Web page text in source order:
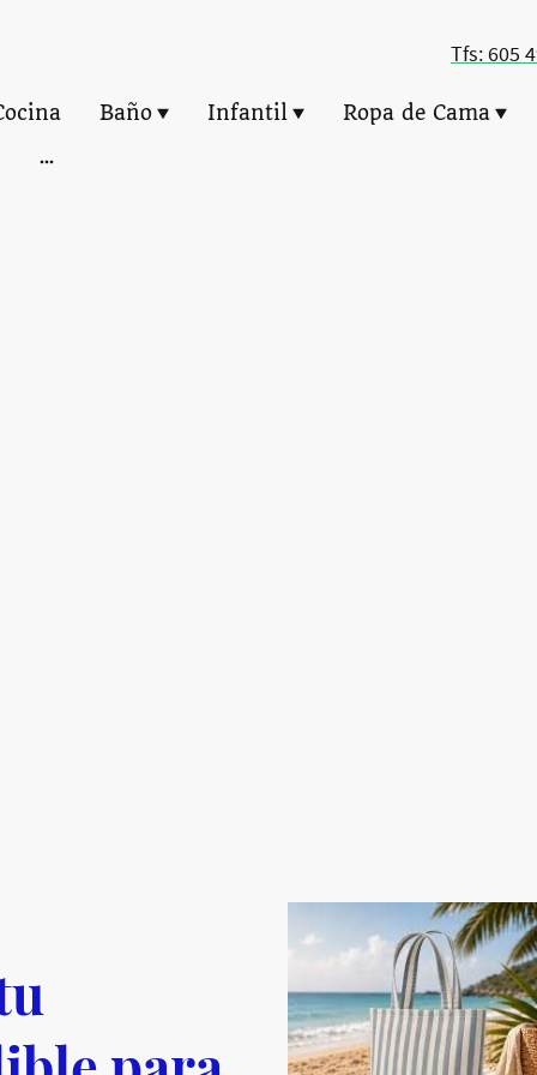
Tfs: 605
Baño Infantil Ropa de Cama